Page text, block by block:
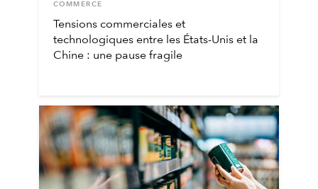
COMMERCE
Tensions commerciales et
technologiques entre les États-Unis et la
Chine : une pause fragile